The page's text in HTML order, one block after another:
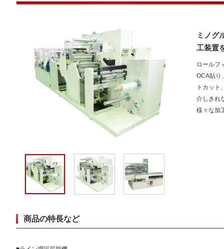
ミノグ
工装置
ロールフ
OCA貼り
トカット
介しきれ
様々な加
商品の特長など